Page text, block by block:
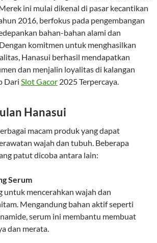
ini mulai dikenal di pasar kecantikan
2016, berfokus pada pengembangan
bahan-bahan alami dan
komitmen untuk menghasilkan
Hanasui berhasil mendapatkan
dan menjalin loyalitas di kalangan
Dari Slot Gacor 2025 Terpercaya.
Hanasui
macam produk yang dapat
wajah dan tubuh. Beberapa
patut dicoba antara lain:
Serum
untuk mencerahkan wajah dan
Mengandung bahan aktif seperti
serum ini membantu membuat
dan merata.